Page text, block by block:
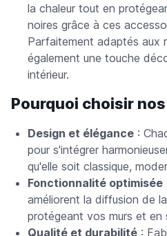
la chaleur tout en
noires grâce à ces
Parfaitement adaptés aux
également une touche
intérieur.
Pourquoi choisir
Design et élégance :
pour s'intégrer
qu'elle soit classique,
Fonctionnalité optimisée
améliorent la diffusion de
protégeant vos murs et en
Qualité et durabilité :